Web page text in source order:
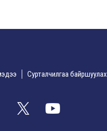
Сурталчилгаа байршуулах